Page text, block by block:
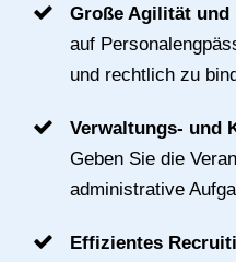
Große Agilität
auf
und rechtlich zu
Verwaltungs- und
Geben Sie die
administrative
Effizientes